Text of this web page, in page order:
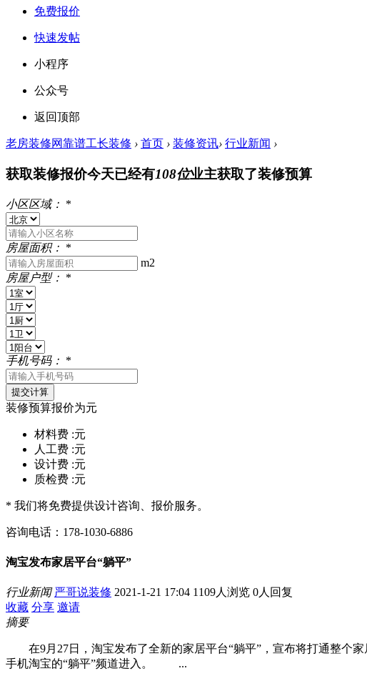
免费报价
快速发帖
小程序
公众号
返回顶部
老房装修网靠谱工长装修 › 首页 › 装修资讯› 行业新闻 ›
获取装修报价今天已经有108位业主获取了装修预算
小区区域： *
房屋面积： *
m2
房屋户型： *
手机号码： *
装修预算报价为元
材料费 :元
人工费 :元
设计费 :元
质检费 :元
* 我们将免费提供设计咨询、报价服务。
咨询电话：178-1030-6886
淘宝发布家居平台“躺平”
行业新闻 严哥说装修 2021-1-21 17:04 1109人浏览 0人回复
收藏 分享 邀请
摘要
在9月27日，淘宝发布了全新的家居平台“躺平”，宣布将打通整个家
手机淘宝的“躺平”频道进入。 ...